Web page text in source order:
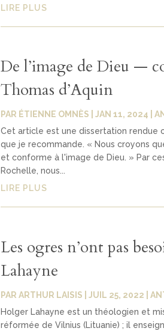
LIRE PLUS
De l’image de Dieu —
Thomas d’Aquin
PAR ÉTIENNE OMNÈS JAN 11, 2024
Cet article est une dissertation rendue
que je recommande. « Nous croyons
et conforme à l'image de Dieu. » Par
Rochelle, nous...
LIRE PLUS
Les ogres n’ont pas
Lahayne
PAR ARTHUR LAISIS JUIL 25, 2022
Holger Lahayne est un théologien et
réformée de Vilnius (Lituanie) ; il